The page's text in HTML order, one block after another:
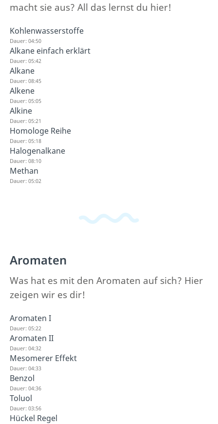
macht sie aus? All das lernst du hier!
Kohlenwasserstoffe
Dauer: 04:50
Alkane einfach erklärt
Dauer: 05:42
Alkane
Dauer: 08:45
Alkene
Dauer: 05:05
Alkine
Dauer: 05:21
Homologe Reihe
Dauer: 05:18
Halogenalkane
Dauer: 08:10
Methan
Dauer: 05:02
Aromaten
Was hat es mit den Aromaten auf sich? Hier
zeigen wir es dir!
Aromaten I
Dauer: 05:22
Aromaten II
Dauer: 04:32
Mesomerer Effekt
Dauer: 04:33
Benzol
Dauer: 04:36
Toluol
Dauer: 03:56
Hückel Regel